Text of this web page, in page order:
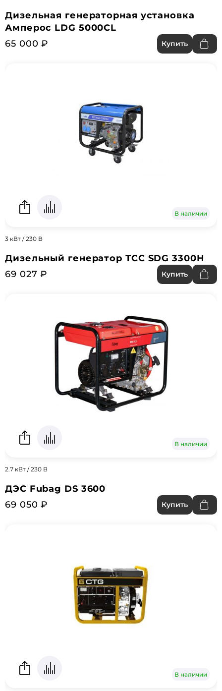
Дизельная генераторная установка
Амперос LDG 5000CL
65 000 ₽
Купить
В наличии
3 кВт / 230 В
Дизельный генератор ТСС SDG 3300H
69 027 ₽
Купить
В наличии
2.7 кВт / 230 В
ДЭС Fubag DS 3600
69 050 ₽
Купить
В наличии